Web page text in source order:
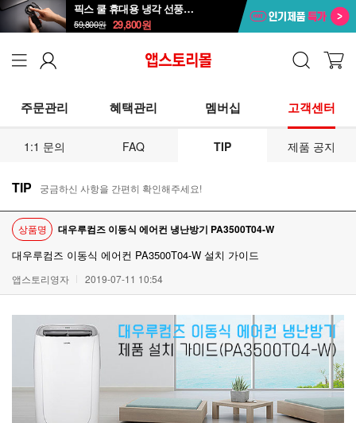
픽스 쿨 휴대용 냉각 선풍기 XPF-502
59,800원 29,800원
주문관리 혜택관리 멤버십 고객센터
1:1 문의 FAQ TIP 제품 공지
TIP 궁금하신 사항을 간편히 확인해주세요!
상품명 대우루컴즈 이동식 에어컨 냉난방기 PA3500T04-W
대우루컴즈 이동식 에어컨 PA3500T04-W 설치 가이드
앱스토리영자 2019-07-11 10:54